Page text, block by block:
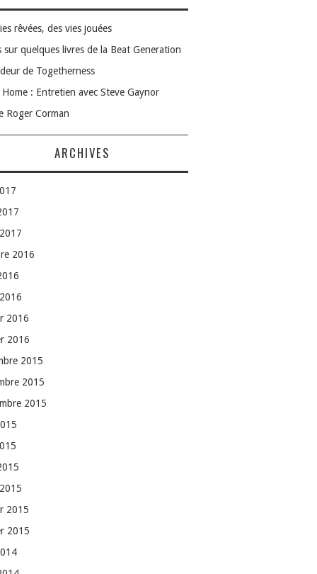
rêvées, des vies jouées
sur quelques livres de la Beat Generation
de Togetherness
: Entretien avec Steve Gaynor
Roger Corman
ARCHIVES
2016
2016
2016
2015
2015
2015
2015
2015